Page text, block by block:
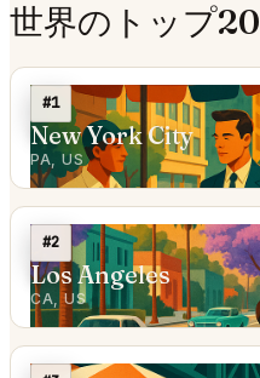
世界のトップ20
#1
New York City
PA, US
#2
Los Angeles
CA, US